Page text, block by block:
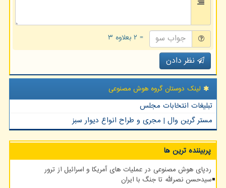
= ۲ بعلاوه ۳
نظر دادن
لینک دوستان گروه هوش مصنوعی
تبلیغات انتخابات مجلس
مستر گرین وال | مجری و طراح انواع دیوار سبز
پربیننده ترین ها
ردپای هوش مصنوعی در عملیات های آمریکا و اسرائیل از ترور
سیدحسن نصرالله تا جنگ با ایران